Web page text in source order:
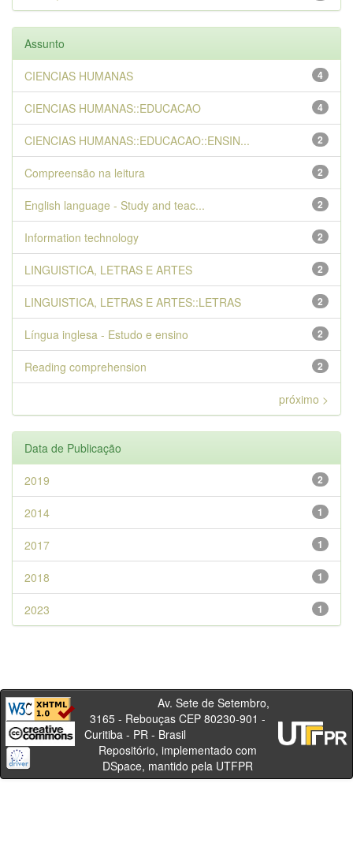
Assunto
4
CIENCIAS HUMANAS
4
CIENCIAS HUMANAS::EDUCACAO
2
CIENCIAS HUMANAS::EDUCACAO::ENSIN...
2
Compreensão na leitura
2
English language - Study and teac...
2
Information technology
2
LINGUISTICA, LETRAS E ARTES
2
LINGUISTICA, LETRAS E ARTES::LETRAS
2
Língua inglesa - Estudo e ensino
2
Reading comprehension
próximo >
Data de Publicação
2
2019
1
2014
1
2017
1
2018
1
2023
Av. Sete de Setembro,
3165 - Rebouças CEP 80230-901 -
Curitiba - PR - Brasil
Repositório, implementado com
DSpace, mantido pela UTFPR